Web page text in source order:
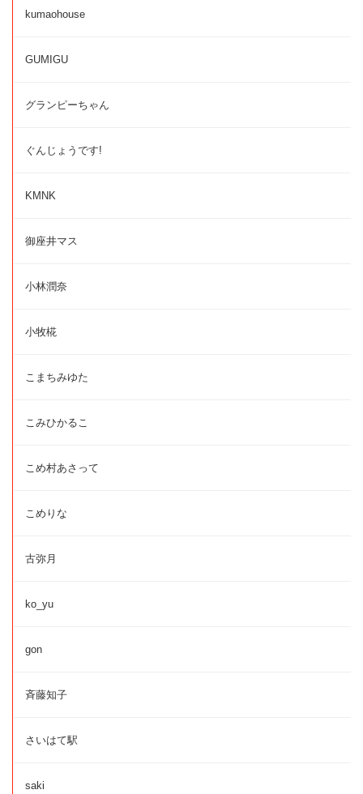
kumaohouse
GUMIGU
グランピーちゃん
ぐんじょうです!
KMNK
御座井マス
小林潤奈
小牧椛
こまちみゆた
こみひかるこ
こめ村あさって
こめりな
古弥月
ko_yu
gon
斉藤知子
さいはて駅
saki